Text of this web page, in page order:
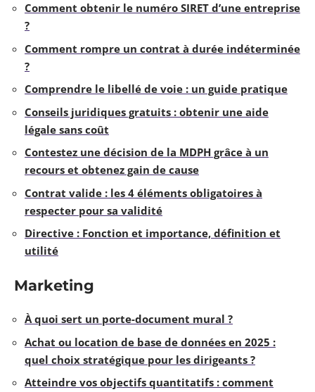
Comment obtenir le numéro SIRET d’une entreprise
?
Comment rompre un contrat à durée indéterminée
?
Comprendre le libellé de voie : un guide pratique
Conseils juridiques gratuits : obtenir une aide
légale sans coût
Contestez une décision de la MDPH grâce à un
recours et obtenez gain de cause
Contrat valide : les 4 éléments obligatoires à
respecter pour sa validité
Directive : Fonction et importance, définition et
utilité
Marketing
À quoi sert un porte-document mural ?
Achat ou location de base de données en 2025 :
quel choix stratégique pour les dirigeants ?
Atteindre vos objectifs quantitatifs : comment